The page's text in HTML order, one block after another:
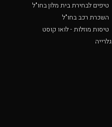
טיפים לבחירת בית מלון בחו"ל
השכרת רכב בחו"ל
טיסות מוזלות - לואו קוסט
גלרייה